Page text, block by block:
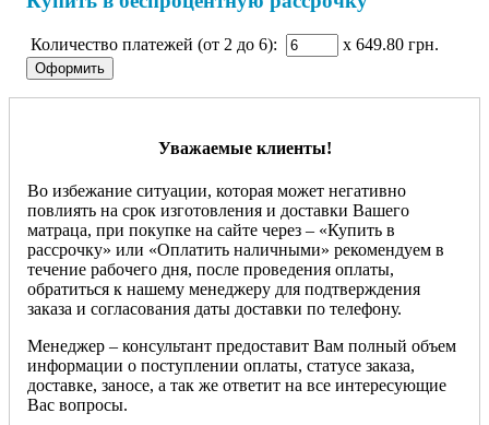
Количество платежей (от 2 до 6): x 649.80 грн.
Уважаемые клиенты!
Во избежание ситуации, которая может негативно
повлиять на срок изготовления и доставки Вашего
матраца, при покупке на сайте через – «Купить в
рассрочку» или «Оплатить наличными» рекомендуем в
течение рабочего дня, после проведения оплаты,
обратиться к нашему менеджеру для подтверждения
заказа и согласования даты доставки по телефону.
Менеджер – консультант предоставит Вам полный объем
информации о поступлении оплаты, статусе заказа,
доставке, заносе, а так же ответит на все интересующие
Вас вопросы.